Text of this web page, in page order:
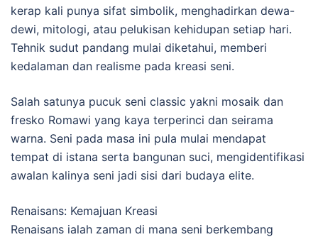
kerap kali punya sifat simbolik, menghadirkan dewa-
dewi, mitologi, atau pelukisan kehidupan setiap hari.
Tehnik sudut pandang mulai diketahui, memberi
kedalaman dan realisme pada kreasi seni.
Salah satunya pucuk seni classic yakni mosaik dan
fresko Romawi yang kaya terperinci dan seirama
warna. Seni pada masa ini pula mulai mendapat
tempat di istana serta bangunan suci, mengidentifikasi
awalan kalinya seni jadi sisi dari budaya elite.
Renaisans: Kemajuan Kreasi
Renaisans ialah zaman di mana seni berkembang